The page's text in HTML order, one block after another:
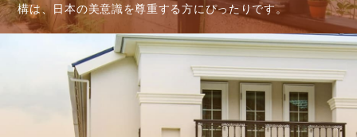
構は、日本の美意識を尊重する方にぴったりです。